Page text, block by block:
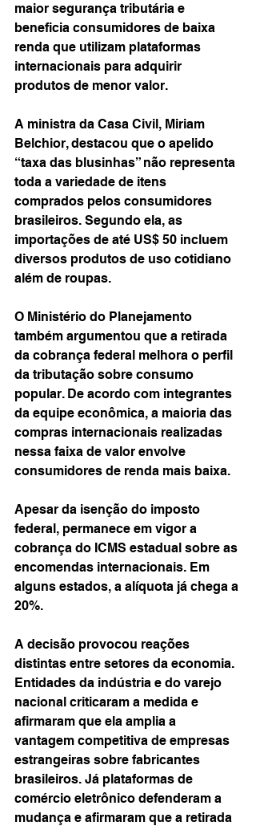
maior segurança tributária e
beneficia consumidores de baixa
renda que utilizam plataformas
internacionais para adquirir
produtos de menor valor.
A ministra da Casa Civil, Miriam
Belchior, destacou que o apelido
“taxa das blusinhas” não representa
toda a variedade de itens
comprados pelos consumidores
brasileiros. Segundo ela, as
importações de até US$ 50 incluem
diversos produtos de uso cotidiano
além de roupas.
O Ministério do Planejamento
também argumentou que a retirada
da cobrança federal melhora o perfil
da tributação sobre consumo
popular. De acordo com integrantes
da equipe econômica, a maioria das
compras internacionais realizadas
nessa faixa de valor envolve
consumidores de renda mais baixa.
Apesar da isenção do imposto
federal, permanece em vigor a
cobrança do ICMS estadual sobre as
encomendas internacionais. Em
alguns estados, a alíquota já chega a
20%.
A decisão provocou reações
distintas entre setores da economia.
Entidades da indústria e do varejo
nacional criticaram a medida e
afirmaram que ela amplia a
vantagem competitiva de empresas
estrangeiras sobre fabricantes
brasileiros. Já plataformas de
comércio eletrônico defenderam a
mudança e afirmaram que a retirada